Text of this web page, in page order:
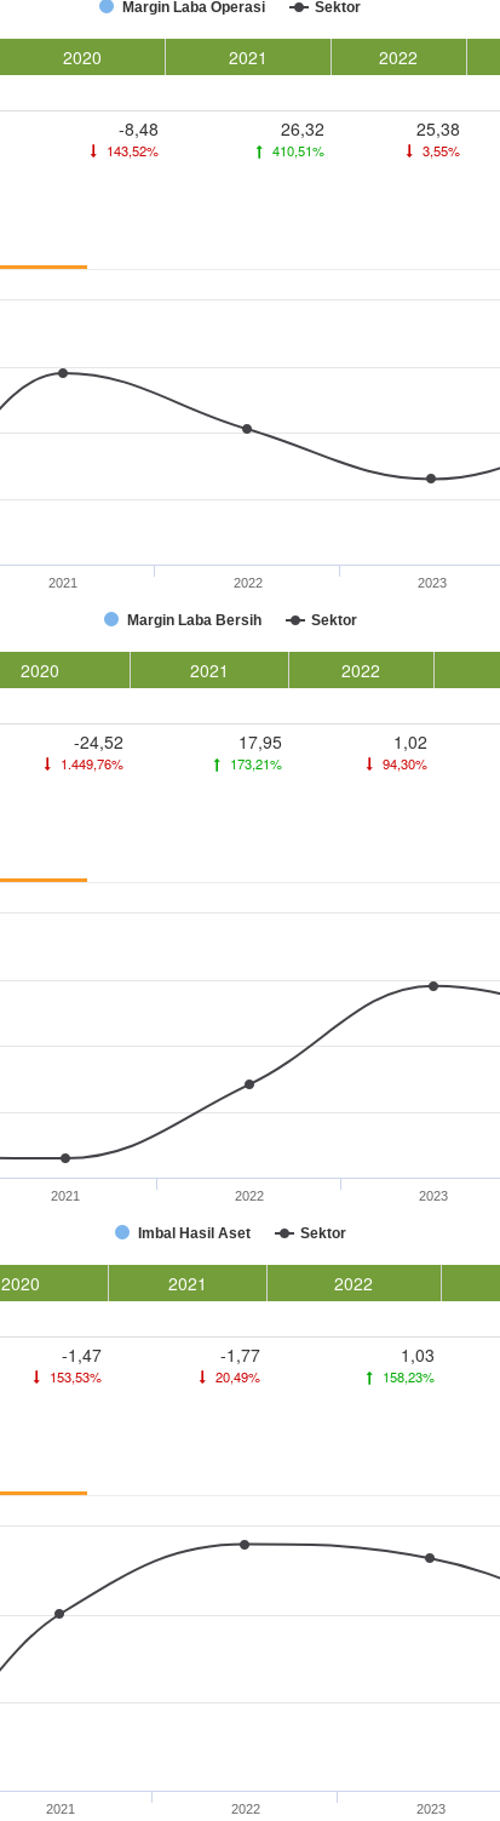
Margin Laba Operasi Sektor
2020 2021 2022
-8,48
143,52%
26,32
410,51%
25,38
3,55%
Margin Laba Bersih Sektor
2021 2022 2023
2020 2021 2022
-24,52
1.449,76%
17,95
173,21%
1,02
94,30%
Imbal Hasil Aset Sektor
2021 2022 2023
2020 2021 2022
-1,47
153,53%
-1,77
20,49%
1,03
158,23%
2021 2022 2023